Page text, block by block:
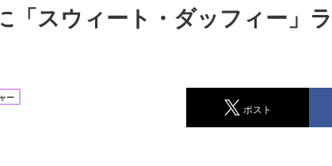
「スウィート・ダッフィー」
ー
ポスト